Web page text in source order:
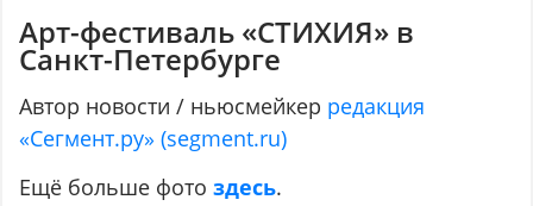
Арт-фестиваль «СТИХИЯ» в
Санкт-Петербурге
Автор новости / ньюсмейкер редакция
«Сегмент.ру» (segment.ru)
Ещё больше фотоздесь.